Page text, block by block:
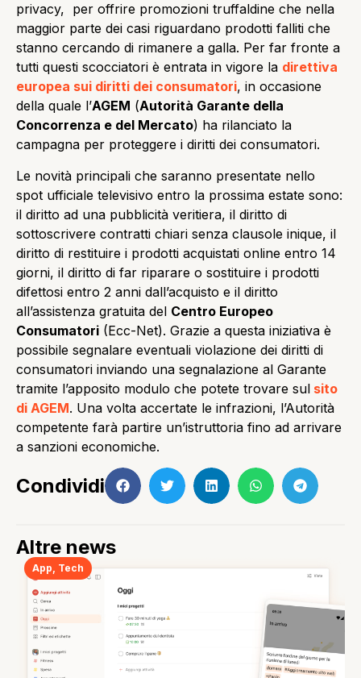
privacy, per offrire promozioni truffaldine che nella
maggior parte dei casi riguardano prodotti falliti che
stanno cercando di rimanere a galla. Per far fronte a
tutti questi scocciatori è entrata in vigore la direttiva
europea sui diritti dei consumatori, in occasione
della quale l’AGEM (Autorità Garante della
Concorrenza e del Mercato) ha rilanciato la
campagna per proteggere i diritti dei consumatori.
Le novità principali che saranno presentate nello
spot ufficiale televisivo entro la prossima estate sono:
il diritto ad una pubblicità veritiera, il diritto di
sottoscrivere contratti chiari senza clausole inique, il
diritto di restituire i prodotti acquistati online entro 14
giorni, il diritto di far riparare o sostituire i prodotti
difettosi entro 2 anni dall’acquisto e il diritto
all’assistenza gratuita del Centro Europeo
Consumatori (Ecc-Net). Grazie a questa iniziativa è
possibile segnalare eventuali violazione dei diritti di
consumatori inviando una segnalazione al Garante
tramite l’apposito modulo che potete trovare sul sito
di AGEM. Una volta accertate le infrazioni, l’Autorità
competente farà partire un’istruttoria fino ad arrivare
a sanzioni economiche.
Condividi
Altre news
App, Tech